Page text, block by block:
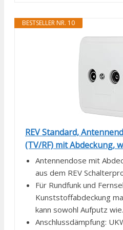
BESTSELLER NR. 10
REV Standard,
(TV/RF) mit Abdeckung,
Antennendose mit
aus dem REV
Für Rundfunk und
Kunststoffabdeckung
kann sowohl Aufputz
Anschlussdämpfung: